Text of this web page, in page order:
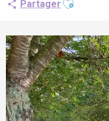
Partager